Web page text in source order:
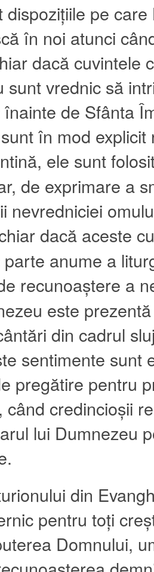
dispozițiile pe
în noi atunci
dacă cuvintele
sunt vrednic să
de Sfânta
în mod explicit
ele sunt
de exprimare a
nevredniciei
dacă aceste
anume a
recunoaștere a
este
din cadrul
sentimente sunt
pregătire pentru
când credincioșii
lui Dumnezeu
din
pentru toți
Domnului,